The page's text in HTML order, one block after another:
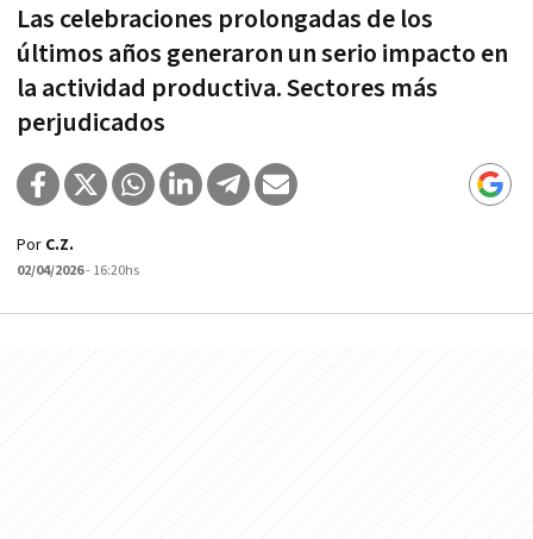
Las celebraciones prolongadas de los
últimos años generaron un serio impacto en
la actividad productiva. Sectores más
perjudicados
Por C.Z.
02/04/2026- 16:20hs